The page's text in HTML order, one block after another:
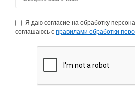
Я даю согласие на обработку
соглашаюсь с правилами обработки